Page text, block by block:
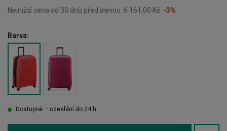
Nejnižší cena od 30 dnů před slevou: 6 161,00 Kč -3%
Barva:
Dostupné – odeslání do 24 h